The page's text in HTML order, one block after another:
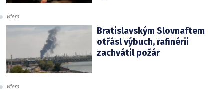
včera
Bratislavským Slovnaftem
otřásl výbuch, rafinérii
zachvátil požár
včera